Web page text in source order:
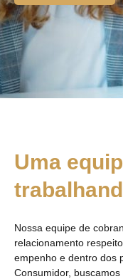
Uma
Nossa equipe de
relacionamento
empenho e dentro dos
Consumidor,